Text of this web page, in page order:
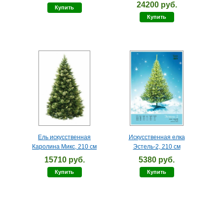
Купить 24200 руб.
Купить
Ель искусственная
Каролина Микс, 210 см
15710 руб.
Купить
Искусственная елка
Эстель-2, 210 см
5380 руб.
Купить